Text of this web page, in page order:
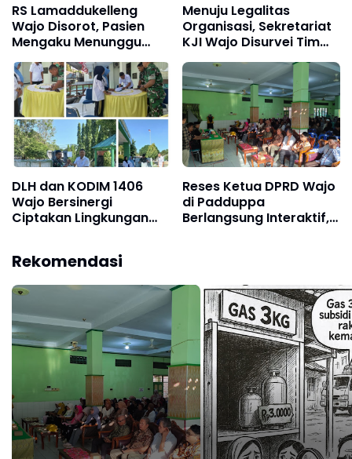
RS Lamaddukelleng
Wajo Disorot, Pasien
Mengaku Menunggu
Obat Hingga Sore Hari
Menuju Legalitas
Organisasi, Sekretariat
KJI Wajo Disurvei Tim
Kesbangpol
DLH dan KODIM 1406
Wajo Bersinergi
Ciptakan Lingkungan
Tempe
Reses Ketua DPRD Wajo
di Padduppa
Berlangsung Interaktif,
Pelayanan Publik
Rekomendasi